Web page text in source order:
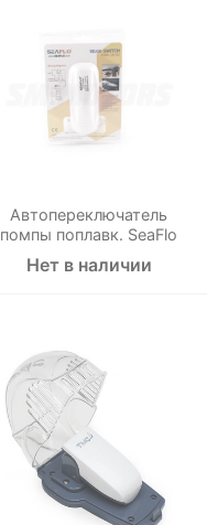
Автопереключатель
помпы поплавк. SeaFlo
Нет в наличии